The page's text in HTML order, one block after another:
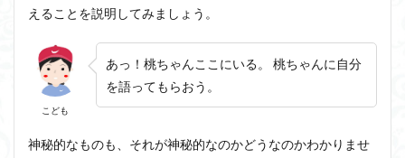
えることを説明してみましょう。
こども
あっ！桃ちゃんここにいる。 桃ちゃんに自分
を語ってもらおう。
神秘的なものも、それが神秘的なのかどうなのかわかりませ